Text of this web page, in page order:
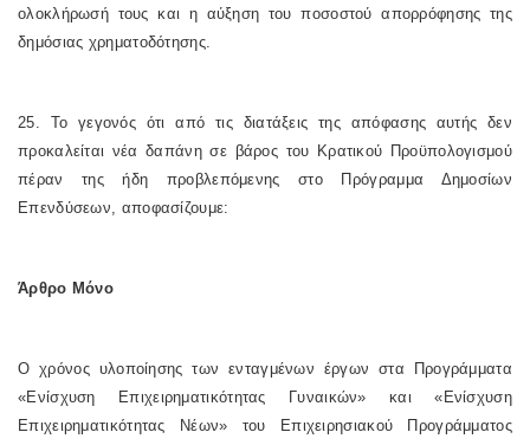
ολοκλήρωσή τους και η αύξηση του ποσοστού απορρόφησης της
δημόσιας χρηματοδότησης.
25. Το γεγονός ότι από τις διατάξεις της απόφασης αυτής δεν
προκαλείται νέα δαπάνη σε βάρος του Κρατικού Προϋπολογισμού
πέραν της ήδη προβλεπόμενης στο Πρόγραμμα Δημοσίων
Επενδύσεων, αποφασίζουμε:
Άρθρο Μόνο
Ο χρόνος υλοποίησης των ενταγμένων έργων στα Προγράμματα
«Ενίσχυση Επιχειρηματικότητας Γυναικών» και «Ενίσχυση
Επιχειρηματικότητας Νέων» του Επιχειρησιακού Προγράμματος